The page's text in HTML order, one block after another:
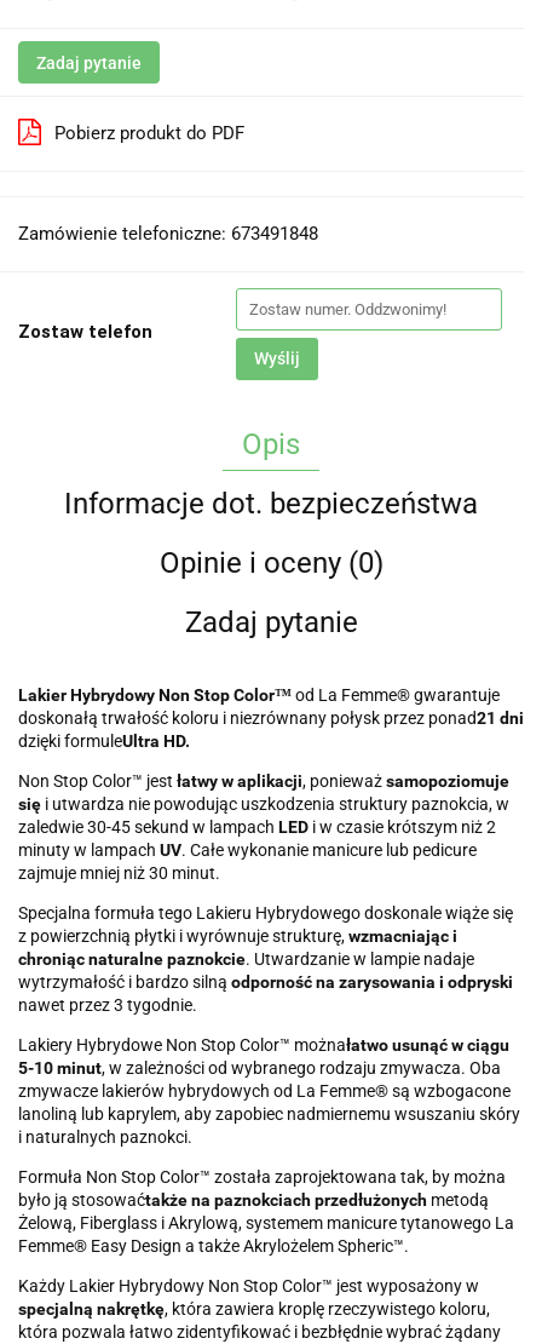
Zadaj pytanie
Pobierz produkt do PDF
Zamówienie telefoniczne: 673491848
Zostaw telefon
Wyślij
Opis
Informacje dot. bezpieczeństwa
Opinie i oceny (0)
Zadaj pytanie
Lakier Hybrydowy Non Stop Color™od La Femme® gwarantuje
doskonałą trwałość koloru i niezrównany połysk przez ponad21 dni
dzięki formuleUltra HD.
Non Stop Color™ jest łatwy w aplikacji, ponieważsamopoziomuje
się i utwardza nie powodując uszkodzenia struktury paznokcia, w
zaledwie 30-45 sekund w lampach LED i w czasie krótszym niż 2
minuty w lampach UV. Całe wykonanie manicure lub pedicure
zajmuje mniej niż 30 minut.
Specjalna formuła tego Lakieru Hybrydowego doskonale wiąże się
z powierzchnią płytki i wyrównuje strukturę,wzmacniając i
chroniąc naturalne paznokcie. Utwardzanie w lampie nadaje
wytrzymałość i bardzo silną odporność na zarysowania i odpryski
nawet przez 3 tygodnie.
Lakiery Hybrydowe Non Stop Color™ możnałatwo usunąć w ciągu
5-10 minut, w zależności od wybranego rodzaju zmywacza. Oba
zmywacze lakierów hybrydowych od La Femme® są wzbogacone
lanoliną lub kaprylem, aby zapobiec nadmiernemu wsuszaniu skóry
i naturalnych paznokci.
Formuła Non Stop Color™ została zaprojektowana tak, by można
było ją stosowaćtakże na paznokciach przedłużonych metodą
Żelową, Fiberglass i Akrylową, systemem manicure tytanowego La
Femme® Easy Design a także Akrylożelem Spheric™.
Każdy Lakier Hybrydowy Non Stop Color™ jest wyposażony w
specjalną nakrętkę, która zawiera kroplę rzeczywistego koloru,
która pozwala łatwo zidentyfikować i bezbłędnie wybrać żądany